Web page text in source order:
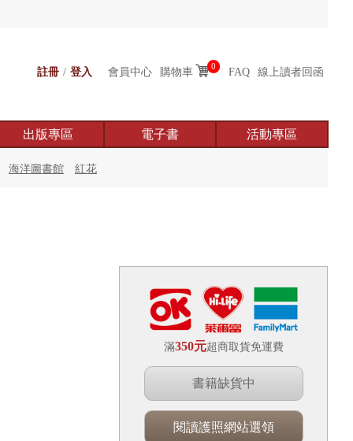
註冊 / 登入 會員中心 購物車 0 FAQ 線上讀者回函
出版專區 電子書 活動專區
海洋圖書館 紅花
滿350元超商取貨免運費
書籍缺貨中
閱讀護照網站選領